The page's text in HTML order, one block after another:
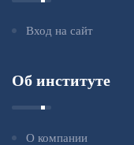
Вход на сайт
Об институте
О компании